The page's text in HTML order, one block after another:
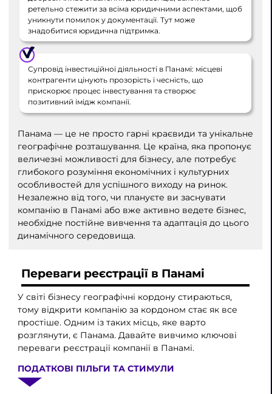
ретельно стежити за всіма юридичними аспектами, щоб
уникнути помилок у документації. Тут може
знадобитися юридична підтримка.
Супровід інвестиційної діяльності в Панамі: місцеві
контрагенти цінують прозорість і чесність, що
прискорює процес інвестування та створює
позитивний імідж компанії.
Панама — це не просто гарні краєвиди та унікальне
географічне розташування. Це країна, яка пропонує
величезні можливості для бізнесу, але потребує
глибокого розуміння економічних і культурних
особливостей для успішного виходу на ринок.
Незалежно від того, чи плануєте ви заснувати
компанію в Панамі або вже активно ведете бізнес,
необхідне постійне вивчення та адаптація до цього
динамічного середовища.
Переваги реєстрації в Панамі
У світі бізнесу географічні кордону стираються,
тому відкрити компанію за кордоном стає як все
простіше. Одним із таких місць, яке варто
розглянути, є Панама. Давайте вивчимо ключові
переваги реєстрації компанії в Панамі.
ПОДАТКОВІ ПІЛЬГИ ТА СТИМУЛИ